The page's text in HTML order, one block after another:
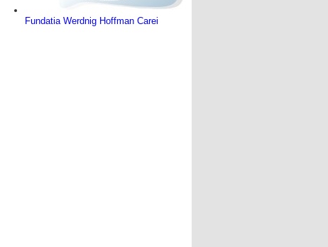
Fundatia Werdnig Hoffman Carei